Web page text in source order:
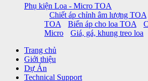
Phụ kiện Loa - Micro TOA
Chiết áp chỉnh âm lượng TOA
TOA
Biến áp cho loa TOA
Micro
Giá, gá, khung treo loa
Trang chủ
Giới thiệu
Dự Án
Technical Support